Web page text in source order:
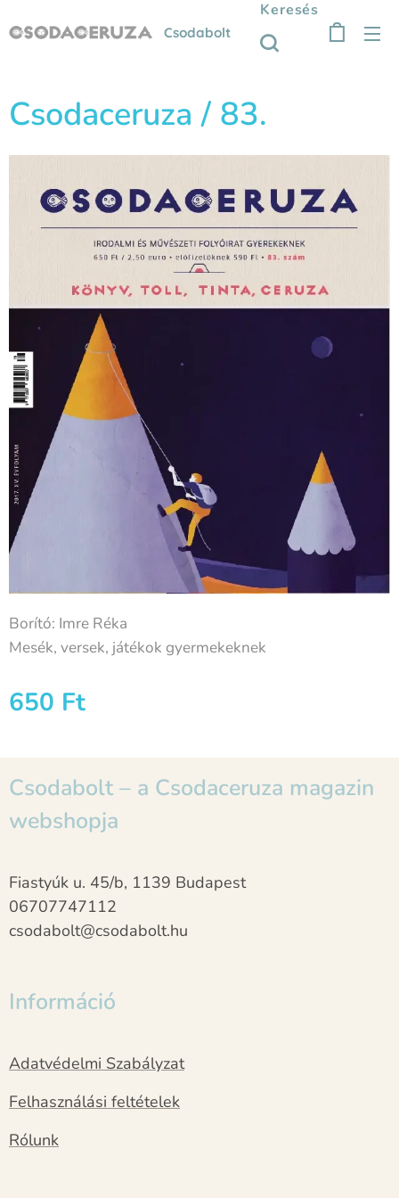
Csodabolt
Keresés
Csodaceruza / 83.
Borító: Imre Réka
Mesék, versek, játékok gyermekeknek
650 Ft
Csodabolt – a Csodaceruza magazin
webshopja
Fiastyúk u. 45/b, 1139 Budapest
06707747112
csodabolt@csodabolt.hu
Információ
Adatvédelmi Szabályzat
Felhasználási feltételek
Rólunk